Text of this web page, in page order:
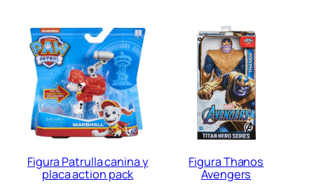
,
7
5
€
.
Figura Patrulla canina y
placa action pack
Figura Thanos
Avengers